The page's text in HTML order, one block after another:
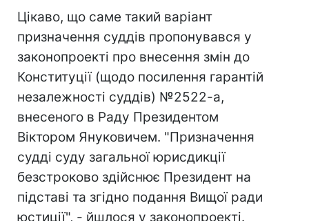
Цікаво, що саме такий варіант
призначення суддів пропонувався у
законопроекті про внесення змін до
Конституції (щодо посилення гарантій
незалежності суддів) №2522-а,
внесеного в Раду Президентом
Віктором Януковичем. "Призначення
судді суду загальної юрисдикції
безстроково здійснює Президент на
підставі та згідно подання Вищої ради
юстиції", - йшлося у законопроекті.